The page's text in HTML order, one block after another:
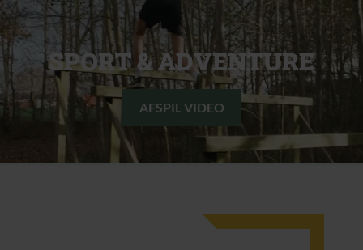
SPORT & ADVENTURE
AFSPIL VIDEO